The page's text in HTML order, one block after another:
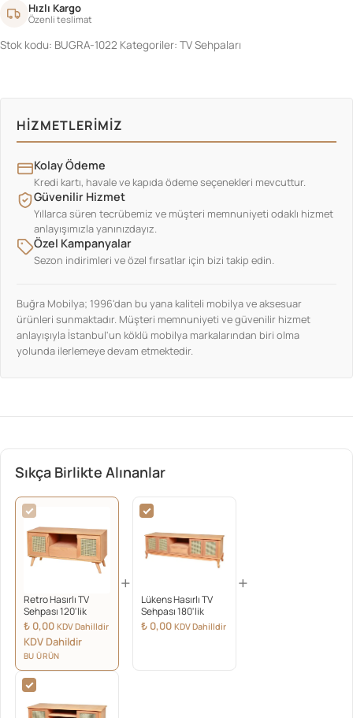
Hızlı Kargo
Özenli teslimat
Stok kodu: BUGRA-1022 Kategoriler: TV Sehpaları
HIZMETLERIMIZ
Kolay Ödeme
Kredi kartı, havale ve kapıda ödeme seçenekleri mevcuttur.
Güvenilir Hizmet
Yıllarca süren tecrübemiz ve müşteri memnuniyeti odaklı hizmet
anlayışımızla yanınızdayız.
Özel Kampanyalar
Sezon indirimleri ve özel fırsatlar için bizi takip edin.
Buğra Mobilya; 1996'dan bu yana kaliteli mobilya ve aksesuar
ürünleri sunmaktadır. Müşteri memnuniyeti ve güvenilir hizmet
anlayışıyla İstanbul'un köklü mobilya markalarından biri olma
yolunda ilerlemeye devam etmektedir.
Sıkça Birlikte Alınanlar
Retro Hasırlı TV
Sehpası 120'lik
₺ 0,00 KDV Dahilldir
KDV Dahildir
BU ÜRÜN
+
Lükens Hasırlı TV
Sehpası 180'lik
₺ 0,00 KDV Dahilldir
+